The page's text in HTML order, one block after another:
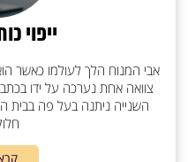
ייפוי
אבי המנוח הלך לעולמו כאשר
צוואה אחת נערכה על ידו
השנייה ניתנה בעל פה בבית